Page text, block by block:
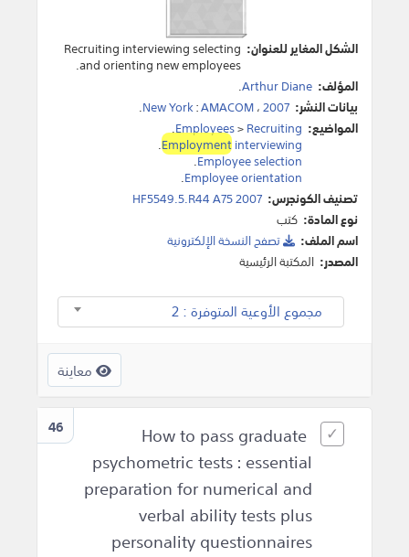
الشكل المغاير للعنوان: Recruiting interviewing selecting
and orienting new employees.
المؤلف: Arthur Diane
.
بيانات النشر:
New York:AMACOM،2007
.
المواضيع:
Employees>Recruiting
.
Employmentinterviewing
.
Employee selection
.
Employee orientation
.
تصنيف الكونجرس: HF5549.5.R44 A75 2007
نوع المادة: كتب
اسم الملف:
تصفح النسخة اﻹلكترونية
المصدر: المكتبة الرئيسية
مجموع الأوعية المتوفرة : 2
معاينة
46
How to pass graduate
psychometric tests : essential
preparation for numerical and
verbal ability tests plus
personality questionnaires